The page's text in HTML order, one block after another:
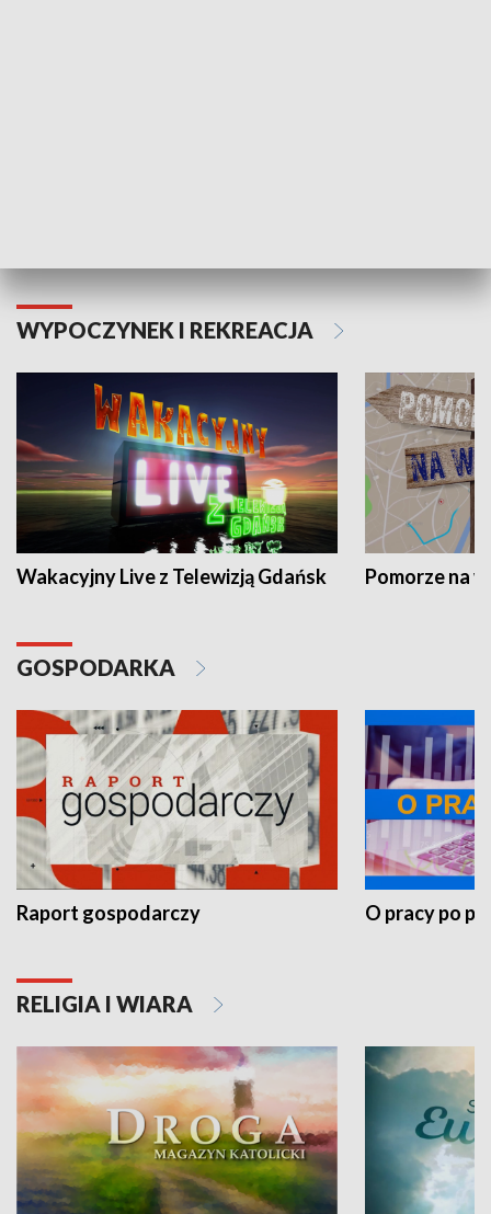
WYPOCZYNEK I REKREACJA
Wakacyjny Live z Telewizją Gdańsk Pomorze na
GOSPODARKA
Raport gospodarczy O pracy po
RELIGIA I WIARA